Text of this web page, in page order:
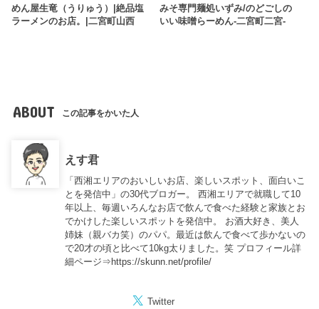
めん屋生竜（うりゅう）|絶品塩
ラーメンのお店。|二宮町山西
みそ専門麺処いずみ/のどごしの
いい味噌らーめん-二宮町二宮-
ABOUT この記事をかいた人
えす君
「西湘エリアのおいしいお店、楽しいスポット、面白いこ
とを発信中」の30代ブロガー。 西湘エリアで就職して10
年以上、毎週いろんなお店で飲んで食べた経験と家族とお
でかけした楽しいスポットを発信中。 お酒大好き、美人
姉妹（親バカ笑）のパパ。最近は飲んで食べて歩かないの
で20才の頃と比べて10kg太りました。笑 プロフィール詳
細ページ⇒https://skunn.net/profile/
Twitter